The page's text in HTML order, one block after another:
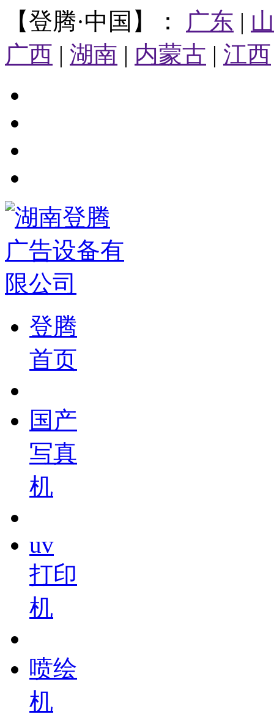
【登腾·中国】： 广东 |
广西 | 湖南 | 内蒙古 | 江西
登腾
首页
国产
写真
机
uv
打印
机
喷绘
机